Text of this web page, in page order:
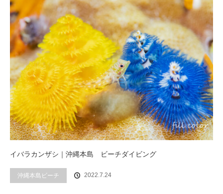
イバラカンザシ｜沖縄本島 ビーチダイビング
沖縄本島ビーチ 2022.7.24